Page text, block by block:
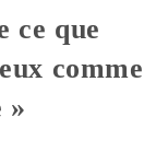
ce que
comme
»